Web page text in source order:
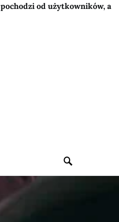
od użytkowników, a